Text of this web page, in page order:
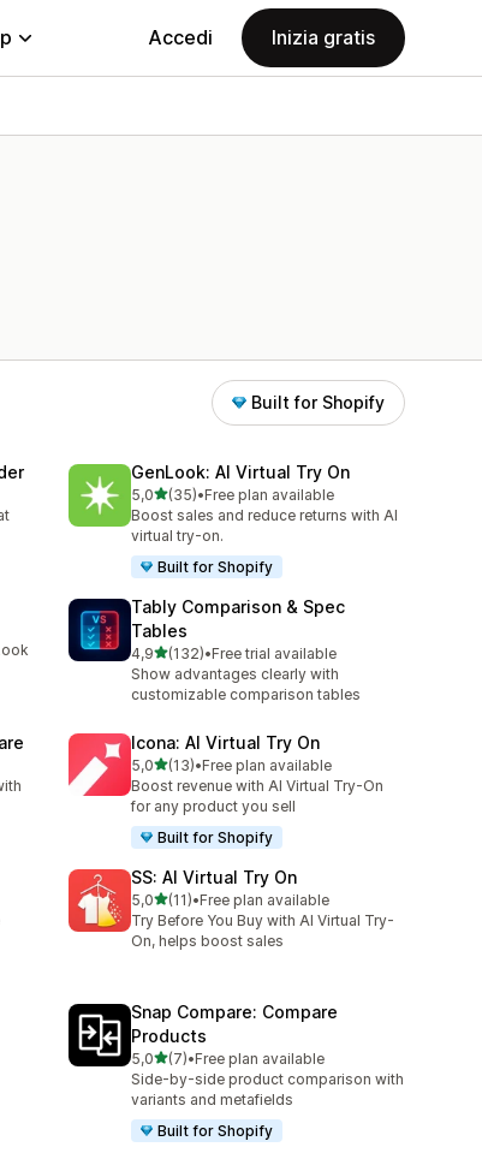
Accedi Inizia gratis
Built for Shopify
GenLook: AI Virtual Try On
5,0stelle su 5
(35)
35 recensioni totali
•Free plan available
Boost sales and reduce returns with AI
virtual try-on.
Built for Shopify
Tably Comparison & Spec
Tables
4,9stelle su 5
(132)
132 recensioni totali
•Free trial available
Show advantages clearly with
customizable comparison tables
Icona: AI Virtual Try On
5,0stelle su 5
(13)
13 recensioni totali
•Free plan available
Boost revenue with AI Virtual Try-On
for any product you sell
Built for Shopify
SS: AI Virtual Try On
5,0stelle su 5
(11)
11 recensioni totali
•Free plan available
Try Before You Buy with AI Virtual Try-
On, helps boost sales
Snap Compare: Compare
Products
5,0stelle su 5
(7)
7 recensioni totali
•Free plan available
Side-by-side product comparison with
variants and metafields
Built for Shopify